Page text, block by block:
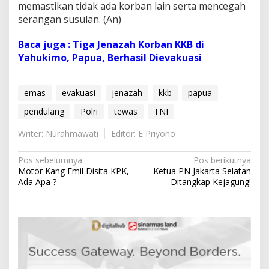
memastikan tidak ada korban lain serta mencegah
serangan susulan. (An)
Baca juga : Tiga Jenazah Korban KKB di
Yahukimo, Papua, Berhasil Dievakuasi
emas evakuasi jenazah kkb
papua
pendulang
Polri tewas
TNI
Writer: Nurahmawati
Editor: E Priyono
N
a
i
Pos sebelumnya
Motor Kang Emil Disita KPK,
Ada Apa ?
Pos berikutnya
Ketua PN Jakarta Selatan
Ditangkap Kejagung!